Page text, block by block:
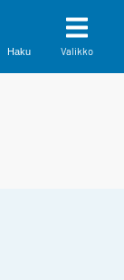
Haku Valikko